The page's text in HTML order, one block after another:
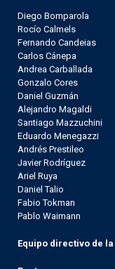
Diego Bomparola
Rocío Calmels
Fernando Candeias
Carlos Cánepa
Andrea Carballada
Gonzalo Cores
Daniel Guzmán
Alejandro Magaldi
Santiago Mazzuchini
Eduardo Menegazzi
Andrés Prestileo
Javier Rodríguez
Ariel Ruya
Daniel Talio
Fabio Tokman
Pablo Waimann
Equipo directivo de la